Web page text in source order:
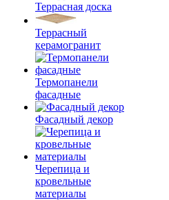
Террасная доска
Террасный
керамогранит
Термопанели
фасадные
Фасадный декор
Черепица и
кровельные
материалы